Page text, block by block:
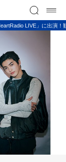
LIVE」に出演！